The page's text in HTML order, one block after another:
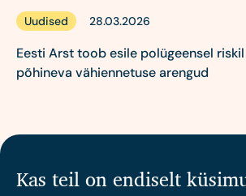
Uudised 28.03.2026
Eesti Arst toob esile polügeensel riskil
põhineva vähiennetuse arengud
Kas teil on endiselt